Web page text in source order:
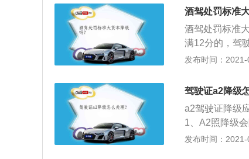
关交通管理部
元，记12分，
动车辆，吊销
金；醉酒驾驶
驶营运车辆，
酒驾处罚标准
酒驾处罚标准
满12分的，驾
条持有大型客
驾驶人在三十
等以上责任，
分周期不参加
发布时间：
驾驶证a2降级
a2驾驶证降级
1、A2照降级
引车，B1照对
发布时间：